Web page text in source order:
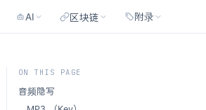
AI 区块链 附录
ON THIS PAGE
音频隐写